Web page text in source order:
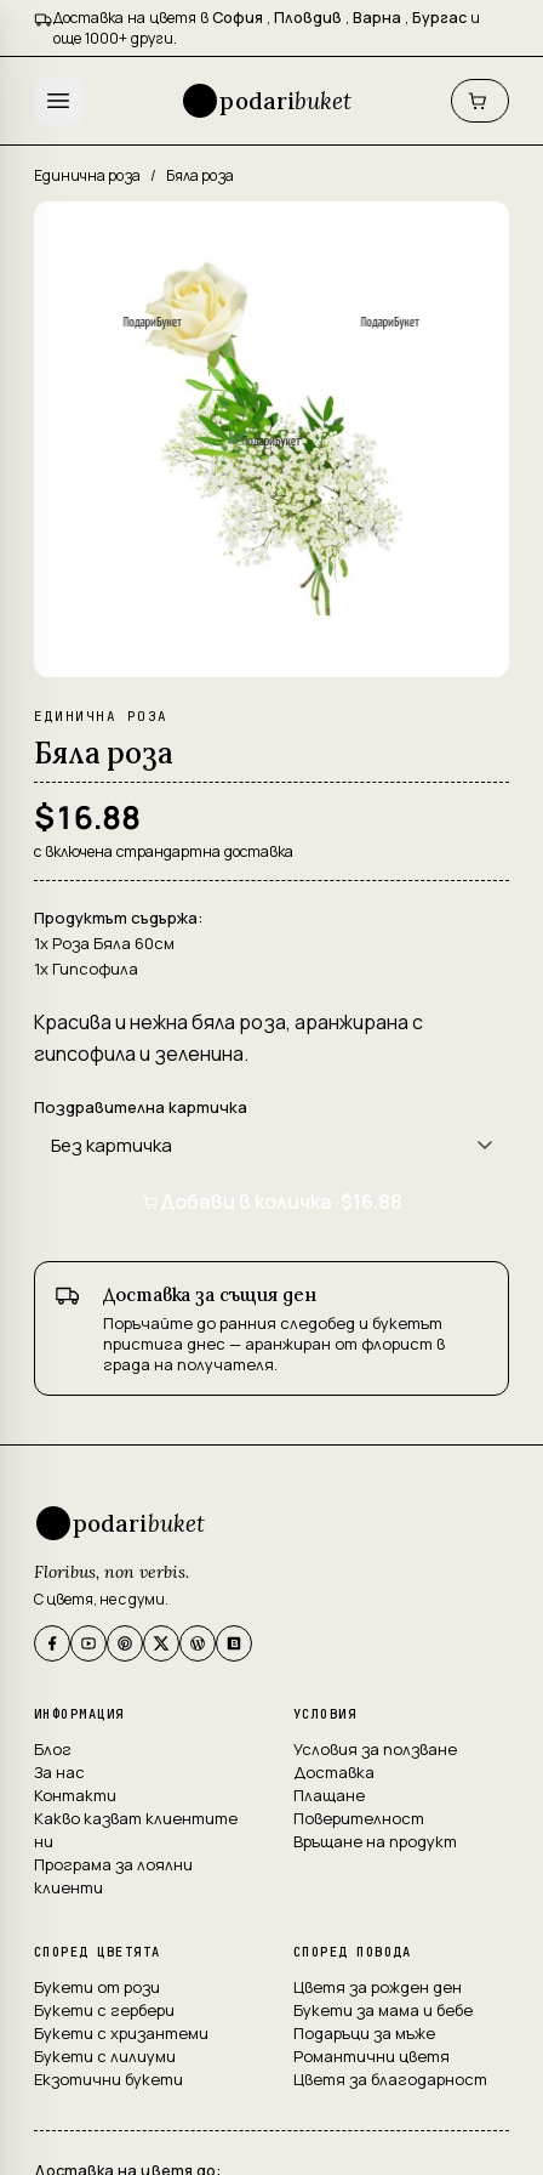
Доставка на цветя вСофия , Пловдив , Варна , Бургас и
още 1000+ други.
podaribuket
Единична роза / Бяла роза
ЕДИНИЧНА РОЗА
Бяла роза
$16.88
с включена страндартна доставка
Продуктът съдържа:
1x Роза Бяла 60см
1x Гипсофила
Красива и нежна бяла роза, аранжирана с
гипсофила и зеленина.
Поздравителна картичка
Добави в количка · $16.88
Доставка за същия ден
Поръчайте до ранния следобед и букетът
пристига днес — аранжиран от флорист в
града на получателя.
podaribuket
Floribus, non verbis.
С цветя, не с думи.
ИНФОРМАЦИЯ
Блог
За нас
Контакти
Какво казват клиентите
ни
Програма за лоялни
клиенти
УСЛОВИЯ
Условия за ползване
Доставка
Плащане
Поверителност
Връщане на продукт
СПОРЕД ЦВЕТЯТА
Букети от рози
Букети с гербери
Букети с хризантеми
Букети с лилиуми
Екзотични букети
СПОРЕД ПОВОДА
Цветя за рожден ден
Букети за мама и бебе
Подаръци за мъже
Романтични цветя
Цветя за благодарност
Доставка на цветя до: